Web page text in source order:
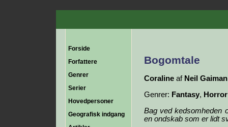
Forside
Forfattere
Genrer
Serier
Hovedpersoner
Geografisk indgang
Bogomtale
Coraline af Neil Gaiman
Genrer: Fantasy, Horror
Bag ved kedsomheden
en ondskab som er lidt